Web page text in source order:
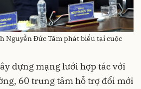
Nguyễn Đức Tâm phát biểu tại cuộc
dựng mạng lưới hợp tác với
60 trung tâm hỗ trợ đổi mới